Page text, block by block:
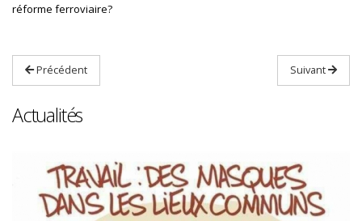
réforme ferroviaire?
Précédent Suivant
Actualités